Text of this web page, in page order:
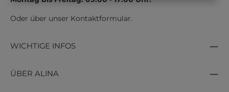
Oder über unser Kontaktformular.
WICHTIGE INFOS
ÜBER ALINA